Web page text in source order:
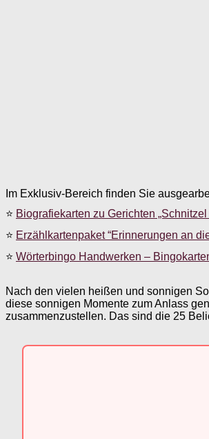
Im Exklusiv-Bereich finden Sie
⭐ Biografiekarten zu Gerichten
⭐ Erzählkartenpaket “Erinnerungen an
⭐ Wörterbingo Handwerken –
Nach den vielen heißen und sonnigen
diese sonnigen Momente zum Anlass
zusammenzustellen. Das sind die 25